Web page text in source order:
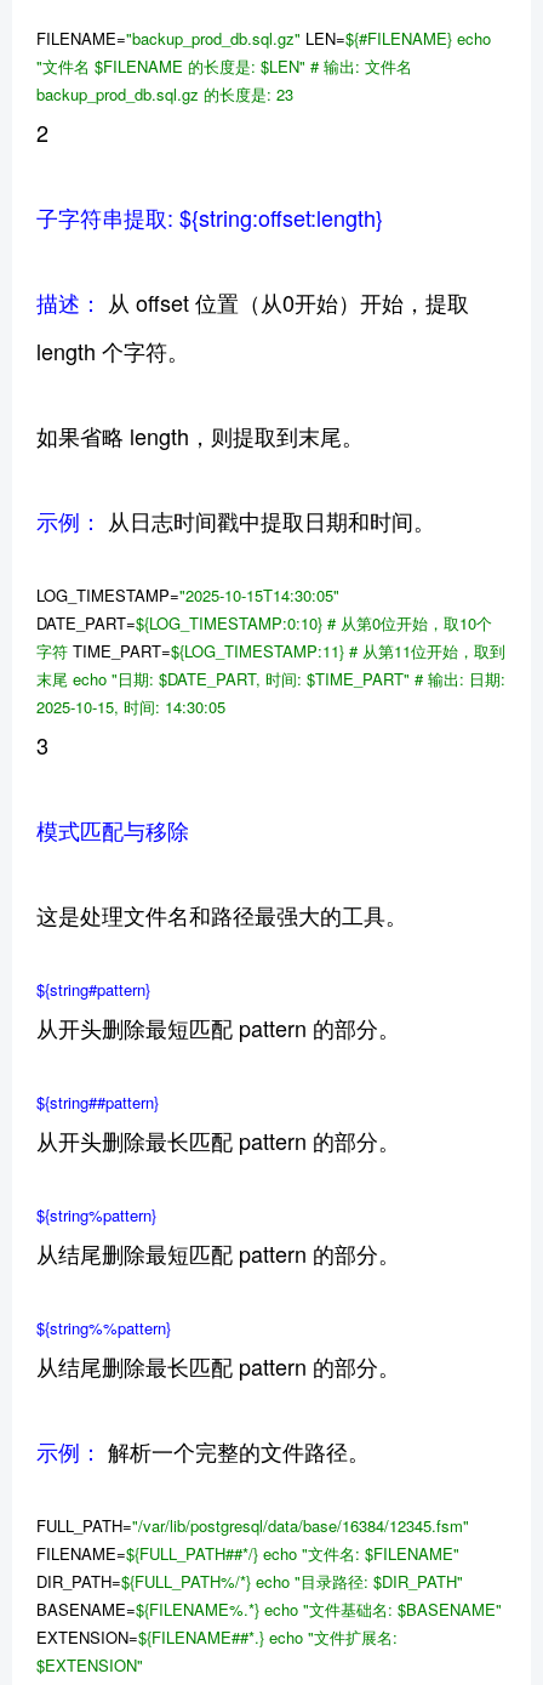
FILENAME="backup_prod_db.sql.gz" LEN=${#FILENAME} echo
"文件名 $FILENAME 的长度是: $LEN" # 输出: 文件名
backup_prod_db.sql.gz 的长度是: 23
2
子字符串提取: ${string:offset:length}
描述： 从 offset 位置（从0开始）开始，提取
length 个字符。
如果省略 length，则提取到末尾。
示例： 从日志时间戳中提取日期和时间。
LOG_TIMESTAMP="2025-10-15T14:30:05"
DATE_PART=${LOG_TIMESTAMP:0:10} # 从第0位开始，取10个
字符 TIME_PART=${LOG_TIMESTAMP:11} # 从第11位开始，取到
末尾 echo "日期: $DATE_PART, 时间: $TIME_PART" # 输出: 日期:
2025-10-15, 时间: 14:30:05
3
模式匹配与移除
这是处理文件名和路径最强大的工具。
${string#pattern}
从开头删除最短匹配 pattern 的部分。
${string##pattern}
从开头删除最长匹配 pattern 的部分。
${string%pattern}
从结尾删除最短匹配 pattern 的部分。
${string%%pattern}
从结尾删除最长匹配 pattern 的部分。
示例： 解析一个完整的文件路径。
FULL_PATH="/var/lib/postgresql/data/base/16384/12345.fsm"
FILENAME=${FULL_PATH##*/} echo "文件名: $FILENAME"
DIR_PATH=${FULL_PATH%/*} echo "目录路径: $DIR_PATH"
BASENAME=${FILENAME%.*} echo "文件基础名: $BASENAME"
EXTENSION=${FILENAME##*.} echo "文件扩展名:
$EXTENSION"